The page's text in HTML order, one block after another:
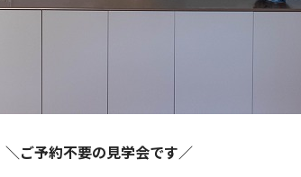
＼ご予約不要の見学会です／